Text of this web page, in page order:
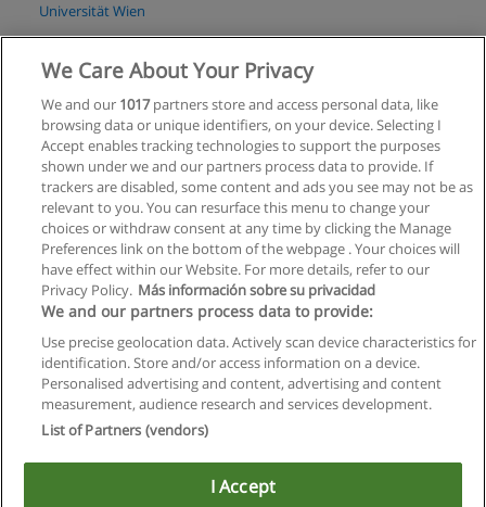
Universität Wien
Mehr Information
Bachelor Data Engineering & Statistics
Technische Universität Wien (TU Wien)
Mehr Information
Allgemeinen geschäftsbedingungen
Datenschutzpolitik
In Verbindung setzen mit Educaedu
Copyright © Educaedu Business S.L. - CIF : B-95610580: -
We Care About Your Privacy
We and our 1017partners store and access personal data, like
browsing data or unique identifiers, on your device. Selecting I
Accept enables tracking technologies to support the purposes
shown under we and our partners process data to provide. If
trackers are disabled, some content and ads you see may not be as
relevant to you. You can resurface this menu to change your
choices or withdraw consent at any time by clicking the Manage
Preferences link on the bottom of the webpage . Your choices will
have effect within our Website. For more details, refer to our
Privacy Policy. Más información sobre su privacidad
We and our partners process data to provide:
Use precise geolocation data. Actively scan device characteristics for
identification. Store and/or access information on a device.
Personalised advertising and content, advertising and content
measurement, audience research and services development.
List of Partners (vendors)
I Accept